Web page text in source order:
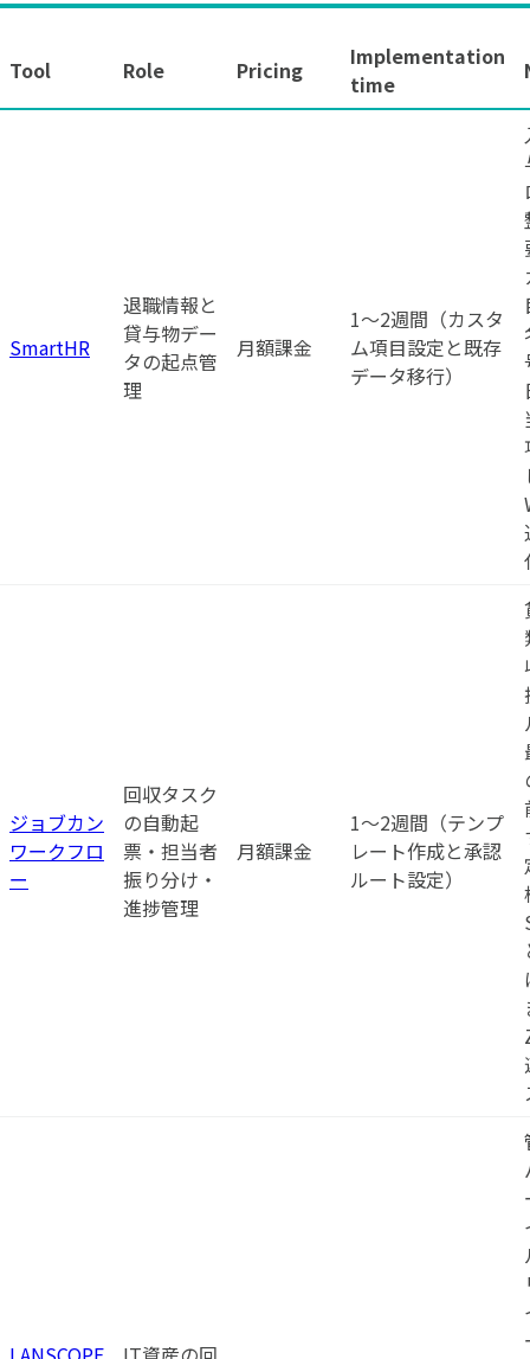
Tool Role Pricing
Implementation
time
SmartHR
退職情報と
貸与物デー
タの起点管
理
月額課金
1〜2週間（カスタ
ム項目設定と既存
データ移行）
ジョブカン
ワークフロ
ー
回収タスク
の自動起
票・担当者
振り分け・
進捗管理
月額課金
1〜2週間（テンプ
レート作成と承認
ルート設定）